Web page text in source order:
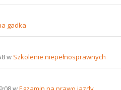
gadka
w Szkolenie niepełnosprawnych